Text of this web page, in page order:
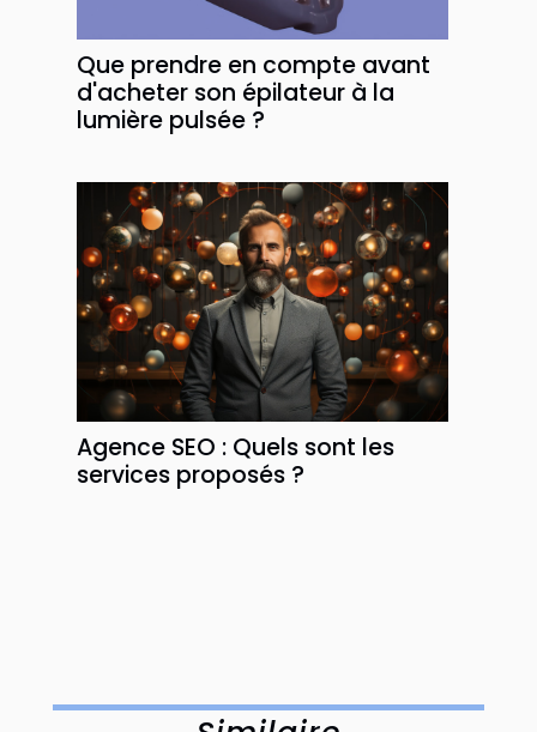
Que prendre en compte avant
d'acheter son épilateur à la
lumière pulsée ?
Agence SEO : Quels sont les
services proposés ?